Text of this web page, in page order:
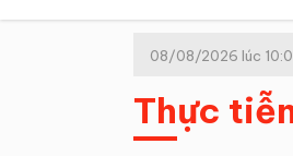
Kinh tế hội nhập
Doanh nghiệp
08/08/2026 lúc
Thực